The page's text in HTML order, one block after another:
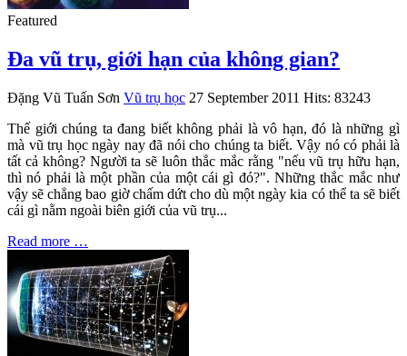
Featured
Đa vũ trụ, giới hạn của không gian?
Đặng Vũ Tuấn Sơn Vũ trụ học 27 September 2011 Hits: 83243
Thế giới chúng ta đang biết không phải là vô hạn, đó là những gì
mà vũ trụ học ngày nay đã nói cho chúng ta biết. Vậy nó có phải là
tất cả không? Người ta sẽ luôn thắc mắc rằng "nếu vũ trụ hữu hạn,
thì nó phải là một phần của một cái gì đó?". Những thắc mắc như
vậy sẽ chẳng bao giờ chấm dứt cho dù một ngày kia có thể ta sẽ biết
cái gì nằm ngoài biên giới của vũ trụ...
Read more …